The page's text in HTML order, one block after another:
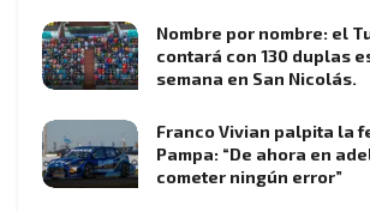
Nombre por nombre: el
contará con 130 duplas
semana en San Nicolás.
Franco Vivian palpita la
Pampa: “De ahora en
cometer ningún error”